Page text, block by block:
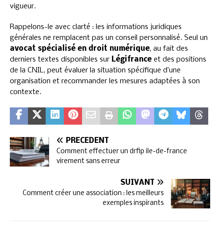
vigueur.
Rappelons-le avec clarté : les informations juridiques
générales ne remplacent pas un conseil personnalisé. Seul un
avocat spécialisé en droit numérique, au fait des
derniers textes disponibles sur Légifrance et des positions
de la CNIL, peut évaluer la situation spécifique d’une
organisation et recommander les mesures adaptées à son
contexte.
PRÉCÉDENT
Comment effectuer un drfip ile-de-france
virement sans erreur
SUIVANT
Comment créer une association : les meilleurs
exemples inspirants